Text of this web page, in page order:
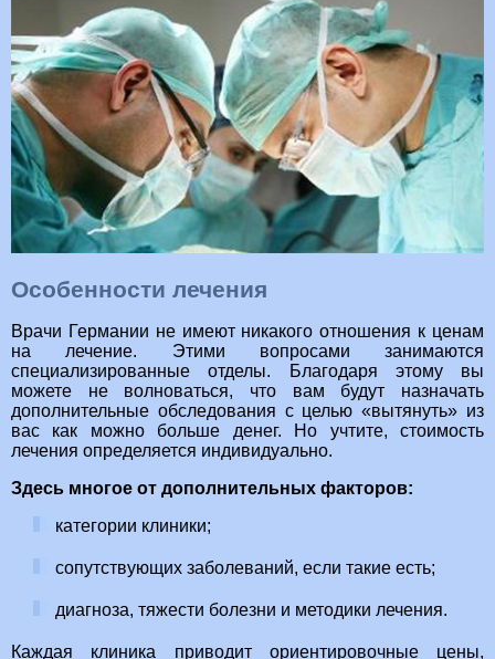
Особенности лечения
Врачи Германии не имеют никакого отношения к ценам
на лечение. Этими вопросами занимаются
специализированные отделы. Благодаря этому вы
можете не волноваться, что вам будут назначать
дополнительные обследования с целью «вытянуть» из
вас как можно больше денег. Но учтите, стоимость
лечения определяется индивидуально.
Здесь многое от дополнительных факторов:
категории клиники;
сопутствующих заболеваний, если такие есть;
диагноза, тяжести болезни и методики лечения.
Каждая клиника приводит ориентировочные цены,